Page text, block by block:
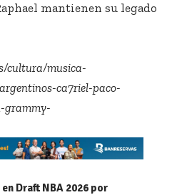
mantienen su legado
cultura/musica-
ca7riel-paco-
grammy-
Draft NBA 2026 por